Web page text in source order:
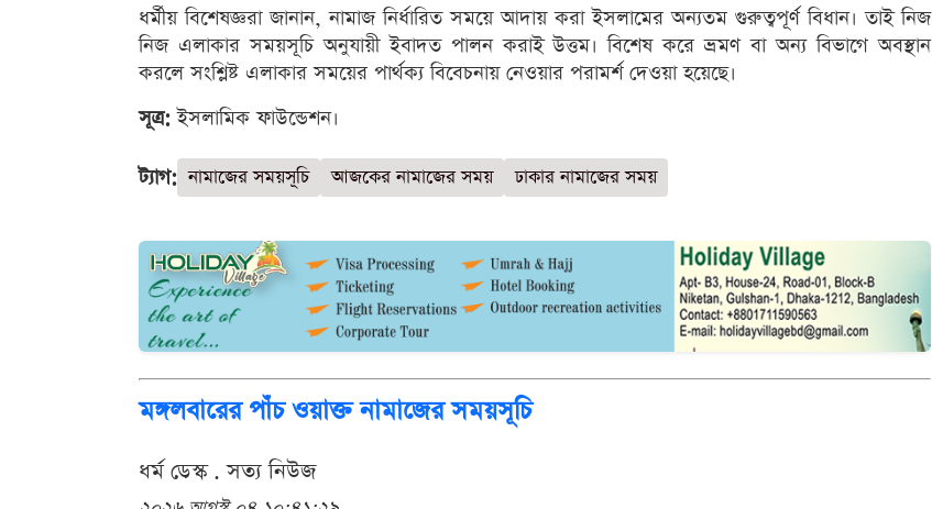
ধর্মীয় বিশেষজ্ঞরা জানান, নামাজ নির্ধারিত সময়ে আদায় করা ইসলামের অন্যতম গুরুত্বপূর্ণ বিধান। তাই নিজ
নিজ এলাকার সময়সূচি অনুযায়ী ইবাদত পালন করাই উত্তম। বিশেষ করে ভ্রমণ বা অন্য বিভাগে অবস্থান
করলে সংশ্লিষ্ট এলাকার সময়ের পার্থক্য বিবেচনায় নেওয়ার পরামর্শ দেওয়া হয়েছে।
সূত্র: ইসলামিক ফাউন্ডেশন।
ট্যাগ: নামাজের সময়সূচি আজকের নামাজের সময় ঢাকার নামাজের সময়
মঙ্গলবারের পাঁচ ওয়াক্ত নামাজের সময়সূচি
ধর্ম ডেস্ক . সত্য নিউজ